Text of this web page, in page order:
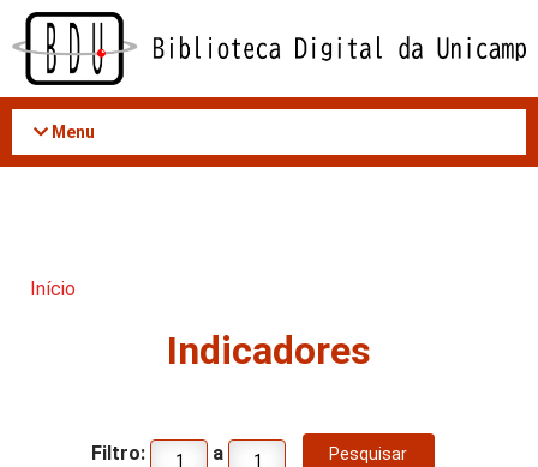
Acessar
conteúdo
Menu
Início
Indicadores
Filtro: a